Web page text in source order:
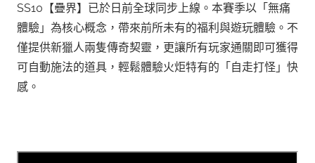
SS10【疊界】已於日前全球同步上線。本賽季以「無痛
體驗」為核心概念，帶來前所未有的福利與遊玩體驗。不
僅提供新獵人兩隻傳奇契靈，更讓所有玩家通關即可獲得
可自動施法的道具，輕鬆體驗火炬特有的「自走打怪」快
感。